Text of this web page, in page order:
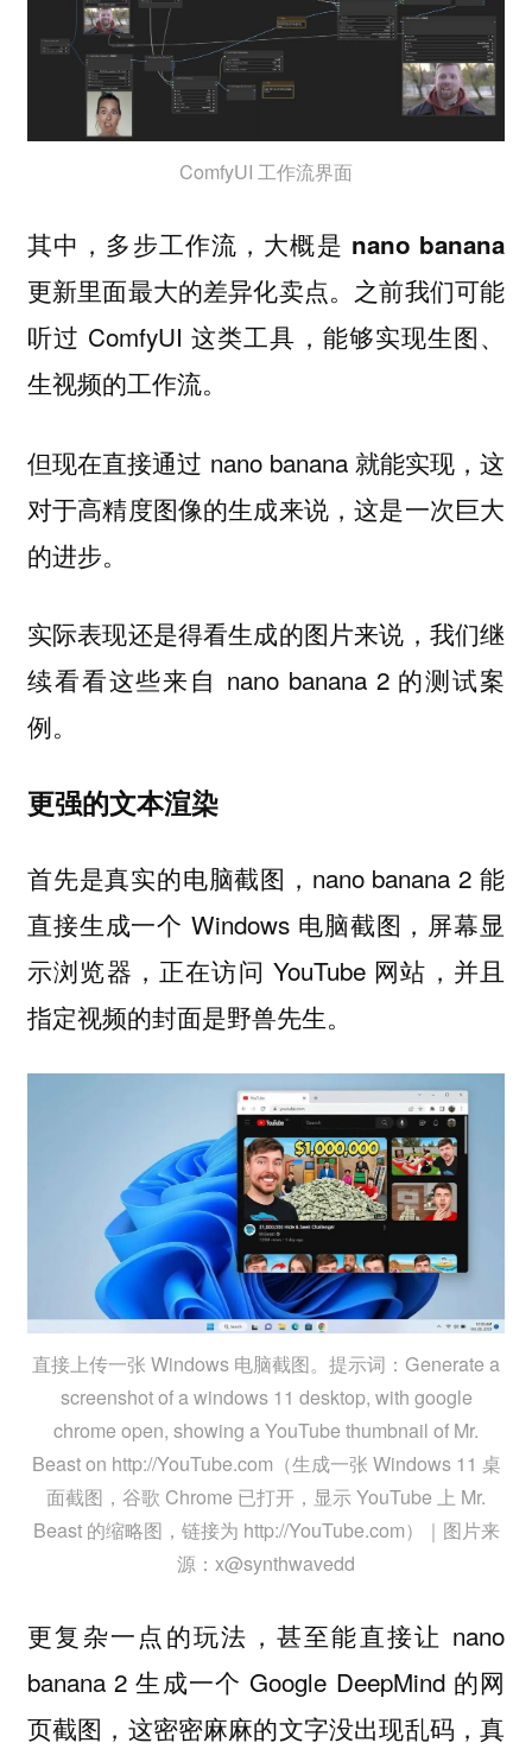
ComfyUI 工作流界面
其中， 多步工作流，大概是 nano banana
更新里面最大的差异化卖点。之前我们可能
听过 ComfyUI 这类工具，能够实现生图、
生视频的工作流。
但现在直接通过 nano banana 就能实现，这
对于高精度图像的生成来说，这是一次巨大
的进步。
实际表现还是得看生成的图片来说，我们继
续看看这些来自 nano banana 2 的测试案
例。
更强的文本渲染
首先是真实的电脑截图，nano banana 2 能
直接生成一个 Windows 电脑截图，屏幕显
示浏览器，正在访问 YouTube 网站，并且
指定视频的封面是野兽先生。
直接上传一张 Windows 电脑截图。提示词：Generate a
screenshot of a windows 11 desktop, with google
chrome open, showing a YouTube thumbnail of Mr.
Beast on http://YouTube.com（生成一张 Windows 11 桌
面截图，谷歌 Chrome 已打开，显示 YouTube 上 Mr.
Beast 的缩略图，链接为 http://YouTube.com）｜图片来
源：x@synthwavedd
更复杂一点的玩法，甚至能直接让 nano
banana 2 生成一个 Google DeepMind 的网
页截图，这密密麻麻的文字没出现乱码，真